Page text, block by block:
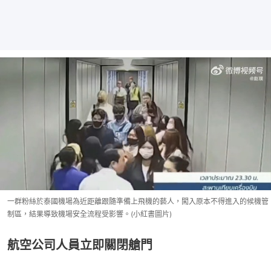
一群粉絲於泰國機場為近距離跟隨準備上飛機的藝人，闖入原本不得進入的候機管
制區，結果導致機場安全流程受影響。(小紅書圖片)
航空公司人員立即關閉艙門